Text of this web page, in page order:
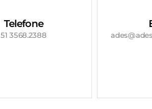
Telefone
51 3568.2388